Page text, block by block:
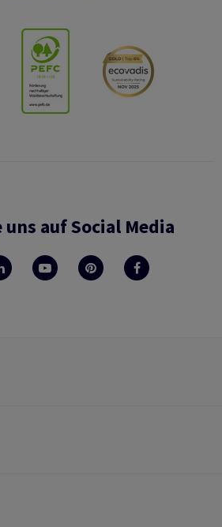
uns auf Social Media